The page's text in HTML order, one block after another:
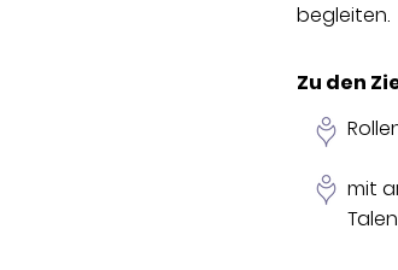
begleiten.
Zu den
mit